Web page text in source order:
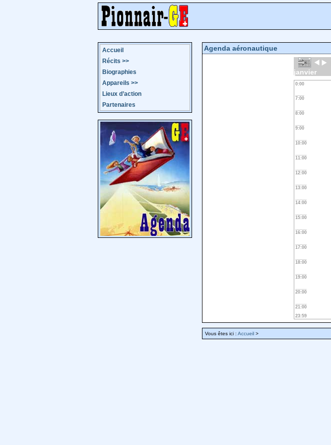
Accueil
Récits >>
Biographies
Appareils >>
Lieux d’action
Partenaires
Agenda aéronautique
janvier
0:00
7:00
8:00
9:00
10:00
11:00
12:00
13:00
14:00
15:00
16:00
17:00
18:00
19:00
20:00
21:00
23:59
Vous êtes ici : Accueil >